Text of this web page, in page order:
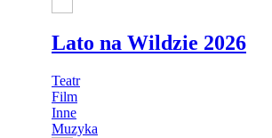
Lato na Wildzie 2026
Teatr
Film
Inne
Muzyka